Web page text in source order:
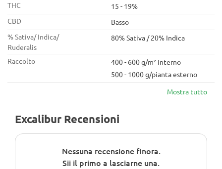
THC
15 - 19%
CBD
Basso
% Sativa/ Indica/
Ruderalis
80% Sativa / 20% Indica
Raccolto
400 - 600 g/m² interno
500 - 1000 g/pianta esterno
Mostra tutto
Excalibur Recensioni
Nessuna recensione finora.
Sii il primo a lasciarne una.